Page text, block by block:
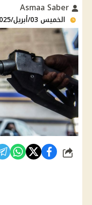
الخميس 03/أبريل/2025 - 03:31 م
شارك